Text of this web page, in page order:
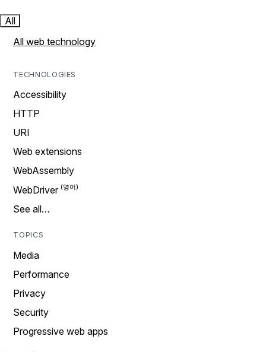
All
All web technology
TECHNOLOGIES
Accessibility
HTTP
URI
Web extensions
WebAssembly
WebDriver
See all…
TOPICS
Media
Performance
Privacy
Security
Progressive web apps